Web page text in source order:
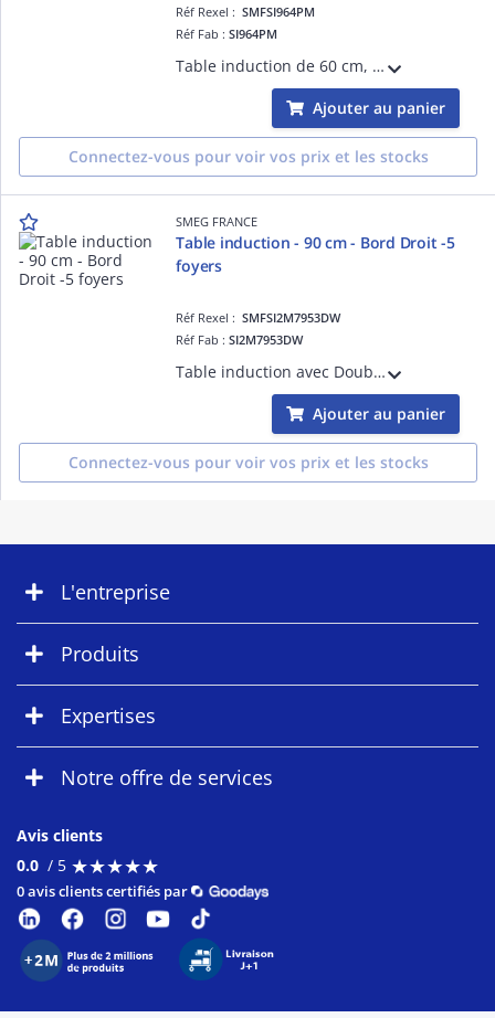
Réf Rexel :SMFSI964PM
Réf Fab :SI964PM
Table induction de 60 cm, Installation traditionnelle - ESTHÉTIQUE ET COMMANDES: VICTORIA, cadre crème, Verre céramique NOIR, Commandes par manettes- FOYERS: 4 foyers induction avec booster, 2 foyers en booster de 3000 W et D= 21 cm, 9 nive
Ajouter au panier
Connectez-vous pour voir vos prix et les stocks
SMEG FRANCE
Table induction - 90 cm - Bord Droit -5
foyers
Réf Rexel :SMFSI2M7953DW
Réf Fab :SI2M7953DW
Table induction avec Double Multizone de 90 cm, Installation affleurante ou traditionnelle - ESTHÉTIQUE ET COMMANDES: Verre céramique blanc avec bord droit, Commandes Multislider (sliders individuels pour chaque foyer avec LED rouges) - FOY
Ajouter au panier
Connectez-vous pour voir vos prix et les stocks
L'entreprise
Produits
Expertises
Notre offre de services
Avis clients
0.0 / 5 ★★★★★
★★★★★
0 avis clients certifiés par